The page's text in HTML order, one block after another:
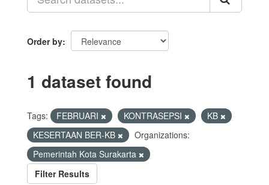
Order by
1 dataset found
Tags: FEBRUARI KONTRASEPSI
KB
KESERTAAN BER-KB
Organizations:
Pemerintah Kota Surakarta
Filter Results